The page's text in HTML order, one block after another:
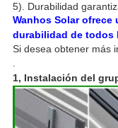
5). Durabilidad
Wanhos Solar ofrece
durabilidad de todos
Si desea obtener más
.
1, Instalación del